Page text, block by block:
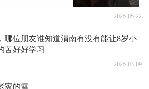
2025-05-22
哪位朋友谁知道渭南有没有能让8岁小
苦好好学习
2025-03-09
家的雪